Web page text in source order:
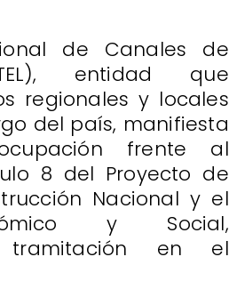
de Canales de
entidad que
regionales y locales
del país, manifiesta
frente al
8 del Proyecto de
Nacional y el
y Social,
tramitación en el